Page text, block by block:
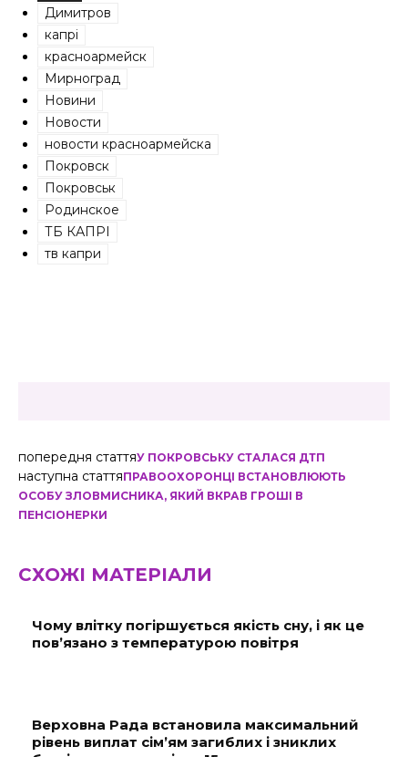
Димитров
капрі
красноармейск
Мирноград
Новини
Новости
новости красноармейска
Покровск
Покровськ
Родинское
ТБ КАПРІ
тв капри
попередня статтяУ ПОКРОВСЬКУ СТАЛАСЯ ДТП
наступна статтяПРАВООХОРОНЦІ ВСТАНОВЛЮЮТЬ
ОСОБУ ЗЛОВМИСНИКА, ЯКИЙ ВКРАВ ГРОШІ В
ПЕНСІОНЕРКИ
СХОЖІ МАТЕРІАЛИ
Чому влітку погіршується якість сну, і як це
пов’язано з температурою повітря
Верховна Рада встановила максимальний
рівень виплат сім’ям загиблих і зниклих